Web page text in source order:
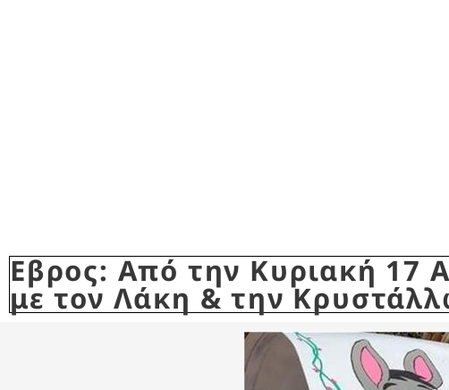
Εβρος: Από την Κυριακή 17
με τον Λάκη & την